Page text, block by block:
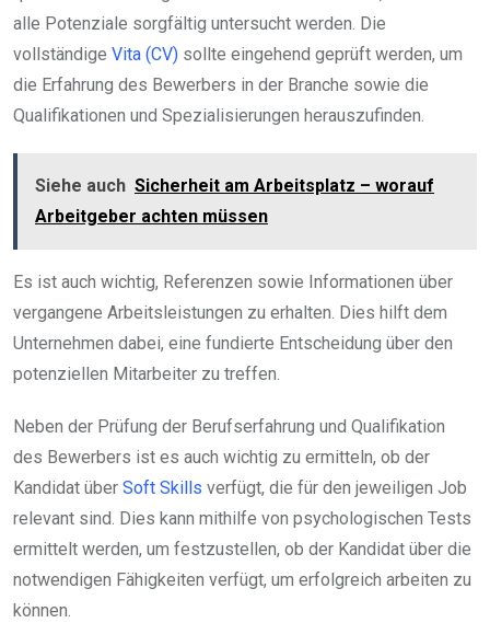
alle Potenziale sorgfältig untersucht werden. Die
vollständige Vita (CV) sollte eingehend geprüft werden, um
die Erfahrung des Bewerbers in der Branche sowie die
Qualifikationen und Spezialisierungen herauszufinden.
Siehe auch Sicherheit am Arbeitsplatz – worauf
Arbeitgeber achten müssen
Es ist auch wichtig, Referenzen sowie Informationen über
vergangene Arbeitsleistungen zu erhalten. Dies hilft dem
Unternehmen dabei, eine fundierte Entscheidung über den
potenziellen Mitarbeiter zu treffen.
Neben der Prüfung der Berufserfahrung und Qualifikation
des Bewerbers ist es auch wichtig zu ermitteln, ob der
Kandidat über Soft Skills verfügt, die für den jeweiligen Job
relevant sind. Dies kann mithilfe von psychologischen Tests
ermittelt werden, um festzustellen, ob der Kandidat über die
notwendigen Fähigkeiten verfügt, um erfolgreich arbeiten zu
können.